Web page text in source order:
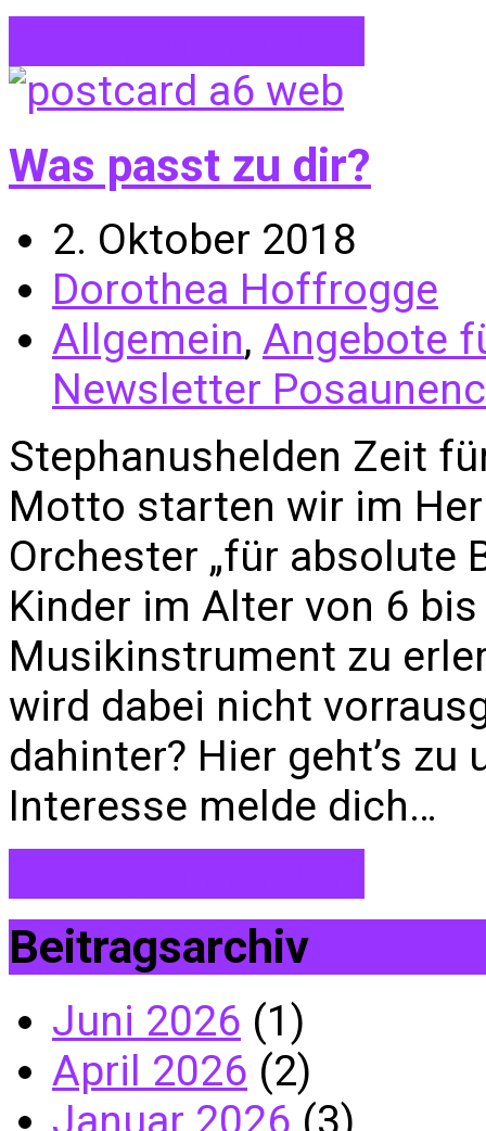
Was passt zu dir?
2. Oktober 2018
Dorothea Hoffrogge
Allgemein, Angebote
Newsletter
Stephanushelden Zeit
Motto starten wir im
Orchester „für absolute
Kinder im Alter von 6
Musikinstrument zu
wird dabei nicht
dahinter? Hier geht’s zu
Interesse melde dich…
Beitragsarchiv
Juni 2026 (1)
April 2026 (2)